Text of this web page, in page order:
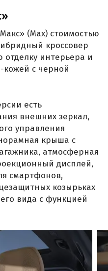
(Max) стоимостью
кроссовер
отделку интерьера и
кожей с черной
есть
внешних зеркал,
управления
крыша с
атмосферная
дисплей,
смартфонов,
козырьках
вида с функцией